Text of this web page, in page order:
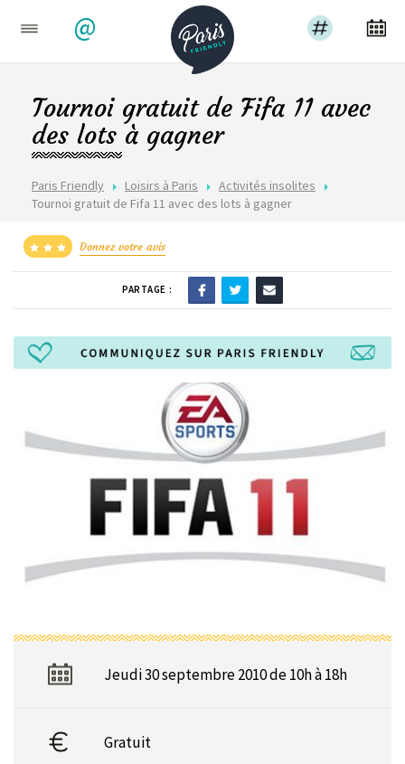
@
Paris Friendly Loisirs à Paris
Activités insolites
Tournoi gratuit de Fifa 11 avec des lots à gagner
Tournoi gratuit de Fifa 11 avec
des lots à gagner
Donnez votre avis
PARTAGE :
Jeudi 30 septembre 2010 de 10h à 18h
Gratuit